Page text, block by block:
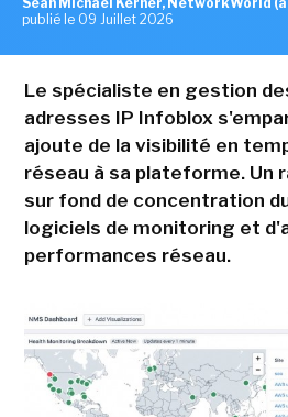
publié le 09 Juillet 2026
Le spécialiste en gestion
adresses IP Infoblox
ajoute de la visibilité en
réseau à sa plateforme. Un
sur fond de concentration
logiciels de monitoring et
performances réseau.